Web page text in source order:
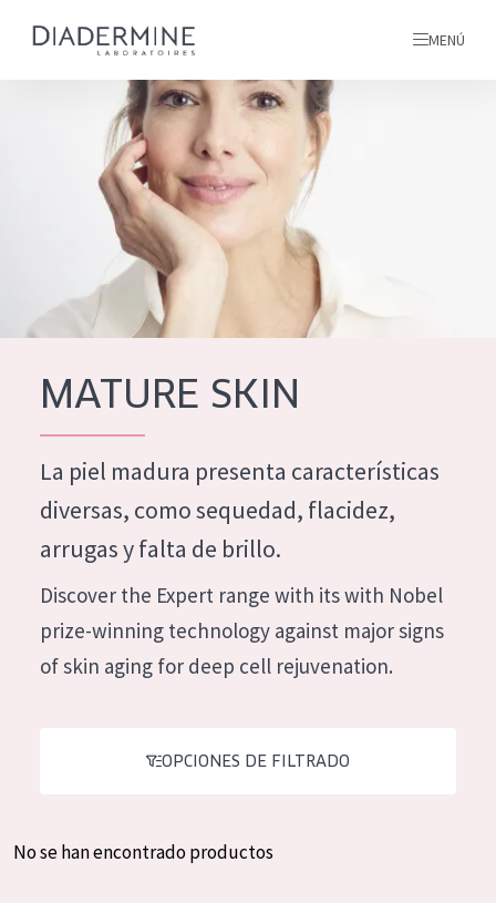
TIPO DE PRODUCTO
Hidratación y luminosidad
Reducción de arrugas
Regeneración
Firmeza
Piel menopáusica
TODOS NUESTROS
PRODUCTOS
todos nuestros productos
MENÚ
INGREDIENTES
MÁS SOBRE NOSOTROS
INSPIRACIÓN
contacto
French
Spanish
Greek
MATURE SKIN
La piel madura presenta características
diversas, como sequedad, flacidez,
arrugas y falta de brillo.
Discover the Expert range with its with Nobel
prize-winning technology against major signs
of skin aging for deep cell rejuvenation.
OPCIONES DE FILTRADO
No se han encontrado productos